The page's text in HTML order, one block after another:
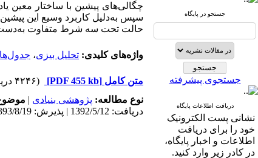
جستجو در پایگاه
جستجوی پیشرفته
دریافت اطلاعات پایگاه
نشانی پست الکترونیک
خود را برای دریافت
اطلاعات و اخبار پایگاه،
در کادر زیر وارد کنید.
چگالی‌های پیشین با ساختار معین
حالت تحت سه شرط متفاوت
واژه‌های کلیدی: تحلیل بیزی،
متن کامل [PDF 455 kb]
(۴۲۴۶ دریافت)
نوع مطالعه: پژوهشی بنیادی |
دریافت: 1392/5/12 | پذیرش: 1393/8/19 | انتشار: 1393/8/19